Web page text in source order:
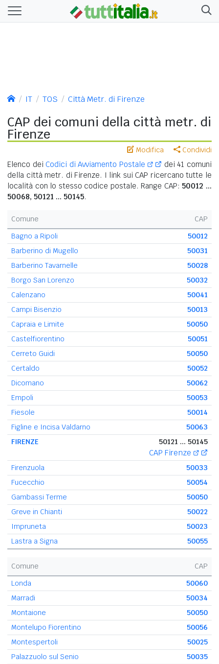
IT TOS Città Metr. di Firenze
CAP dei comuni della città metr. di
Firenze
Modifica Condividi
Elenco dei Codici di Avviamento Postale
dei 41 comuni
della città metr. di Firenze. I link sui CAP ricercano tutte le
località con lo stesso codice postale. Range CAP: 50012 ...
50068, 50121 ... 50145.
Comune
CAP
Bagno a Ripoli
50012
Barberino di Mugello
50031
Barberino Tavarnelle
50028
Borgo San Lorenzo
50032
Calenzano
50041
Campi Bisenzio
50013
Capraia e Limite
50050
Castelfiorentino
50051
Cerreto Guidi
50050
Certaldo
50052
Dicomano
50062
Empoli
50053
Fiesole
50014
Figline e Incisa Valdarno
50063
FIRENZE
50121 ... 50145
CAP Firenze
Firenzuola
50033
Fucecchio
50054
Gambassi Terme
50050
Greve in Chianti
50022
Impruneta
50023
Lastra a Signa
50055
Comune
CAP
Londa
50060
Marradi
50034
Montaione
50050
Montelupo Fiorentino
50056
Montespertoli
50025
Palazzuolo sul Senio
50035